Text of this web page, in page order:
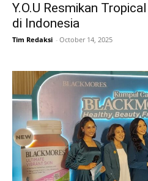
Y.O.U Resmikan
di Indonesia
Tim Redaksi - October 14, 2025